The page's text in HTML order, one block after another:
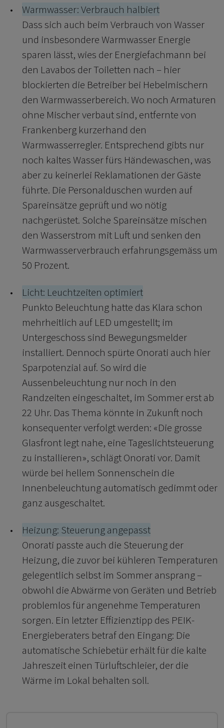
Warmwasser: Verbrauch halbiert
Dass sich auch beim Verbrauch von Wasser
und insbesondere Warmwasser Energie
sparen lässt, wies der Energiefachmann bei
den Lavabos der Toiletten nach – hier
blockierten die Betreiber bei Hebelmischern
den Warmwasserbereich. Wo noch Armaturen
ohne Mischer verbaut sind, entfernte von
Frankenberg kurzerhand den
Warmwasserregler. Entsprechend gibts nur
noch kaltes Wasser fürs Händewaschen, was
aber zu keinerlei Reklamationen der Gäste
führte. Die Personalduschen wurden auf
Spareinsätze geprüft und wo nötig
nachgerüstet. Solche Spareinsätze mischen
den Wasserstrom mit Luft und senken den
Warmwasserverbrauch erfahrungsgemäss um
50 Prozent.
Licht: Leuchtzeiten optimiert
Punkto Beleuchtung hatte das Klara schon
mehrheitlich auf LED umgestellt; im
Untergeschoss sind Bewegungsmelder
installiert. Dennoch spürte Onorati auch hier
Sparpotenzial auf. So wird die
Aussenbeleuchtung nur noch in den
Randzeiten eingeschaltet, im Sommer erst ab
22 Uhr. Das Thema könnte in Zukunft noch
konsequenter verfolgt werden: «Die grosse
Glasfront legt nahe, eine Tageslichtsteuerung
zu installieren», schlägt Onorati vor. Damit
würde bei hellem Sonnenschein die
Innenbeleuchtung automatisch gedimmt oder
ganz ausgeschaltet.
Heizung: Steuerung angepasst
Onorati passte auch die Steuerung der
Heizung, die zuvor bei kühleren Temperaturen
gelegentlich selbst im Sommer ansprang –
obwohl die Abwärme von Geräten und Betrieb
problemlos für angenehme Temperaturen
sorgen. Ein letzter Effizienztipp des PEIK-
Energieberaters betraf den Eingang: Die
automatische Schiebetür erhält für die kalte
Jahreszeit einen Türluftschleier, der die
Wärme im Lokal behalten soll.